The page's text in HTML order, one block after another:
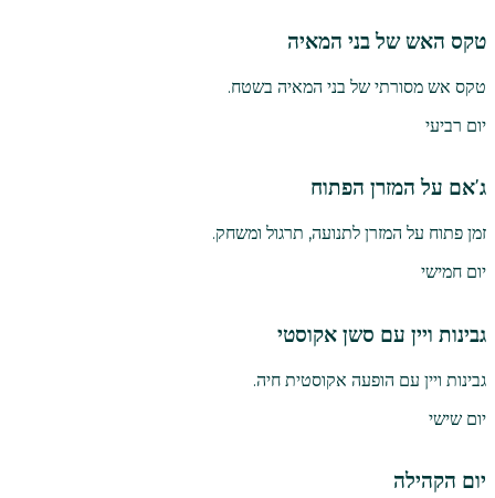
טקס האש של בני המאיה
טקס אש מסורתי של בני המאיה בשטח.
יום רביעי
ג'אם על המזרן הפתוח
זמן פתוח על המזרן לתנועה, תרגול ומשחק.
יום חמישי
גבינות ויין עם סשן אקוסטי
גבינות ויין עם הופעה אקוסטית חיה.
יום שישי
יום הקהילה